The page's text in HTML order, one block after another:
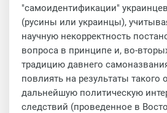
"самоидентификации"
(русины или украинцы),
научную некорректность
вопроса в принципе и, во-
традицию давнего
повлиять на результаты такого
дальнейшую политическую
следствий (проведенное в